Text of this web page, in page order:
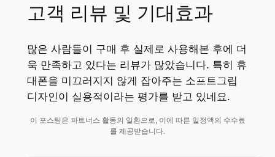
고객 리뷰 및 기대효과
많은 사람들이 구매 후 실제로 사용해본 후에 더
욱 만족하고 있다는 리뷰가 많았습니다. 특히 휴
대폰을 미끄러지지 않게 잡아주는 소프트그립
디자인이 실용적이라는 평가를 받고 있네요.
이 포스팅은 파트너스 활동의 일환으로, 이에 따른 일정액의 수수료
를 제공받습니다.